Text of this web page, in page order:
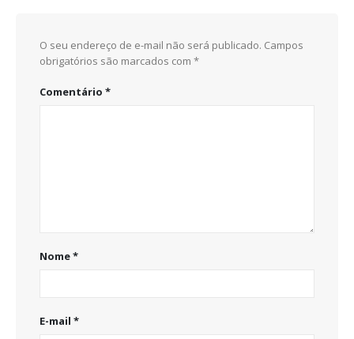
O seu endereço de e-mail não será publicado. Campos
obrigatórios são marcados com *
Comentário *
Nome*
E-mail *